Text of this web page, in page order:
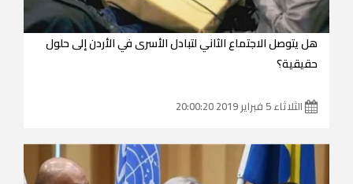
هل يتوصل الاجتماع الثاني لتبادل الأسرى في الأردن إلى حلول
حقيقية؟
الثلاثاء 5 فبراير 2019 20:00:20